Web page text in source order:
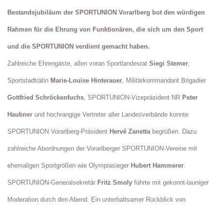
Bestandsjubiläum der SPORTUNION Vorarlberg bot den würdigen
Rahmen für die Ehrung von Funktionären, die sich um den Sport
und die SPORTUNION verdient gemacht haben.
Zahlreiche Ehrengäste, allen voran Sportlandesrat Siegi Stemer,
Sportstadträtin Marie-Louise Hinterauer, Militärkommandant Brigadier
Gottfried Schröckenfuchs, SPORTUNION-Vizepräsident NR Peter
Haubner und hochrangige Vertreter aller Landesverbände konnte
SPORTUNION Vorarlberg-Präsident Hervé Zanettabegrüßen. Dazu
zahlreiche Abordnungen der Vorarlberger SPORTUNION-Vereine mit
ehemaligen Sportgrößen wie Olympiasieger Hubert Hammerer.
SPORTUNION-Generalsekretär Fritz Smoly führte mit gekonnt-launiger
Moderation durch den Abend. Ein unterhaltsamer Rückblick von